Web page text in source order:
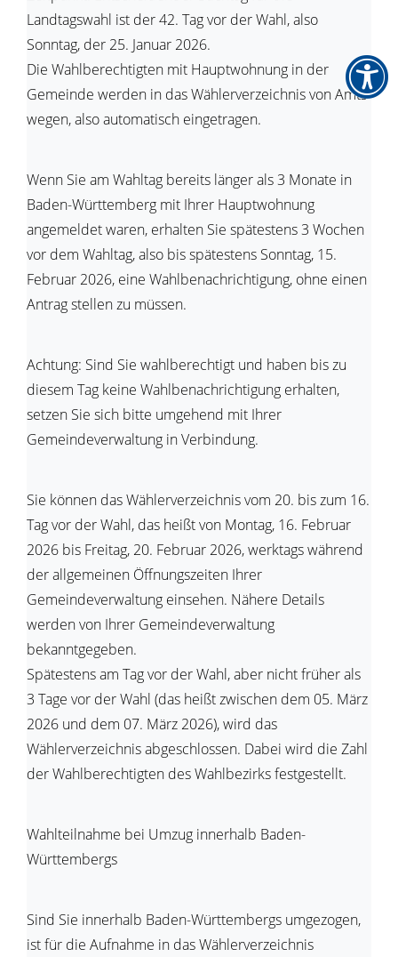
Landtagswahl ist der 42. Tag vor der Wahl, also
Sonntag, der 25. Januar 2026.
Die Wahlberechtigten mit Hauptwohnung in der
Gemeinde werden in das Wählerverzeichnis von Amts
wegen, also automatisch eingetragen.
Wenn Sie am Wahltag bereits länger als 3 Monate in
Baden-Württemberg mit Ihrer Hauptwohnung
angemeldet waren, erhalten Sie spätestens 3 Wochen
vor dem Wahltag, also bis spätestens Sonntag, 15.
Februar 2026, eine Wahlbenachrichtigung, ohne einen
Antrag stellen zu müssen.
Achtung: Sind Sie wahlberechtigt und haben bis zu
diesem Tag keine Wahlbenachrichtigung erhalten,
setzen Sie sich bitte umgehend mit Ihrer
Gemeindeverwaltung in Verbindung.
Sie können das Wählerverzeichnis vom 20. bis zum 16.
Tag vor der Wahl, das heißt von Montag, 16. Februar
2026 bis Freitag, 20. Februar 2026, werktags während
der allgemeinen Öffnungszeiten Ihrer
Gemeindeverwaltung einsehen. Nähere Details
werden von Ihrer Gemeindeverwaltung
bekanntgegeben.
Spätestens am Tag vor der Wahl, aber nicht früher als
3 Tage vor der Wahl (das heißt zwischen dem 05. März
2026 und dem 07. März 2026), wird das
Wählerverzeichnis abgeschlossen. Dabei wird die Zahl
der Wahlberechtigten des Wahlbezirks festgestellt.
Wahlteilnahme bei Umzug innerhalb Baden-
Württembergs
Sind Sie innerhalb Baden-Württembergs umgezogen,
ist für die Aufnahme in das Wählerverzeichnis